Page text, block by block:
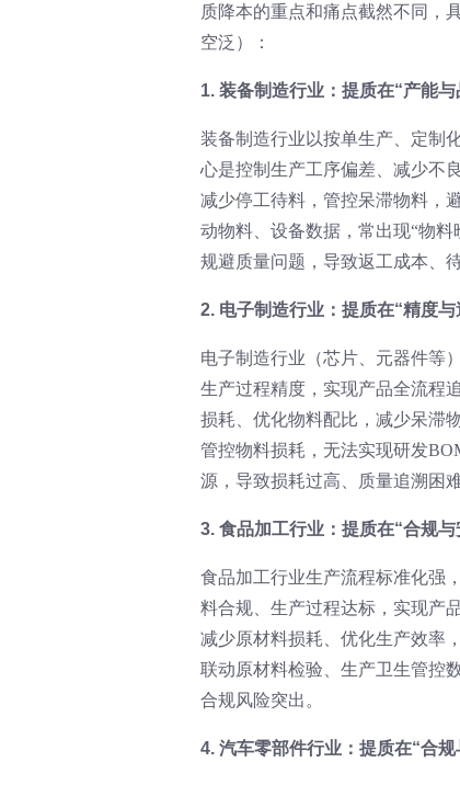
质降本的重点和痛点截然不同，
空泛）：
1. 装备制造行业：提质在“产能
装备制造行业以按单生产、定制
心是控制生产工序偏差、减少不
减少停工待料，管控呆滞物料，
动物料、设备数据，常出现“物
规避质量问题，导致返工成本、
2. 电子制造行业：提质在“精度
电子制造行业（芯片、元器件等
生产过程精度，实现产品全流程
损耗、优化物料配比，减少呆滞
管控物料损耗，无法实现研发
源，导致损耗过高、质量追溯困难
3. 食品加工行业：提质在“合规
食品加工行业生产流程标准化强
料合规、生产过程达标，实现产
减少原材料损耗、优化生产效率
联动原材料检验、生产卫生管控
合规风险突出。
4. 汽车零部件行业：提质在“合